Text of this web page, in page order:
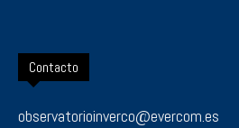
Contacto
observatorioinverco@evercom.es